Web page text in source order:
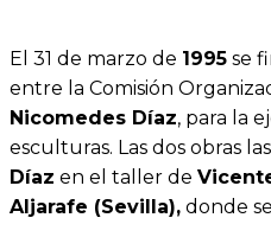
El 31 de marzo de 1995 se
entre la Comisión
Nicomedes Díaz, para la
esculturas. Las dos obras
Díaz en el taller de
Aljarafe (Sevilla), donde